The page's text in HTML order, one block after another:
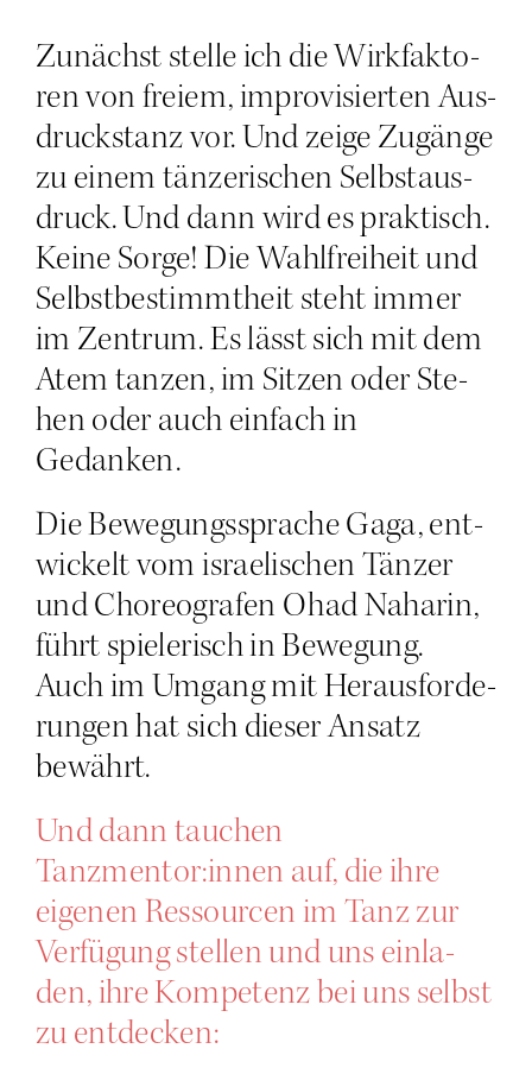
Zunächst stel­le ich die Wirk­fak­to­
ren von frei­em, impro­vi­sier­ten Aus­
drucks­tanz vor. Und zei­ge Zugän­ge
zu einem tän­ze­ri­schen Selbst­aus­
druck. Und dann wird es prak­tisch.
Kei­ne Sor­ge! Die Wahl­frei­heit und
Selbst­be­stimmt­heit steht immer
im Zen­trum. Es lässt sich mit dem
Atem tan­zen, im Sit­zen oder Ste­
hen oder auch ein­fach in
Gedanken.
Die Bewe­gungs­spra­che Gaga, ent­
wi­ckelt vom israe­li­schen Tän­zer
und Cho­reo­gra­fen Ohad Naha­rin,
führt spie­le­risch in Bewe­gung.
Auch im Umgang mit Her­aus­for­de­
run­gen hat sich die­ser Ansatz
bewährt.
Und dann tau­chen
Tanzmentor:innen auf, die ihre
eige­nen Res­sour­cen im Tanz zur
Ver­fü­gung stel­len und uns ein­la­
den, ihre Kom­pe­tenz bei uns selbst
zu entdecken: